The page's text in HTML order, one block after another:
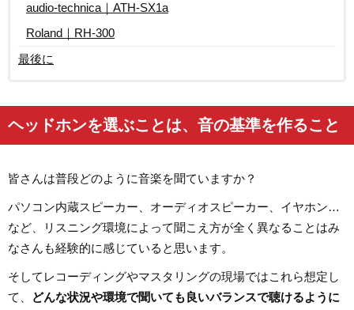
audio-technica｜ATH-SX1a
Roland｜RH-300
最後に
ヘッドホンを選ぶことは、音の基準を作ること
皆さんは普段どのように音楽を聞ていますか？
パソコン内蔵スピーカー、オーディオスピーカー、イヤホン…
など、リスニング環境によって聞こえ方が全く異なることはみ
なさんも経験的に感じていると思います。
そしてレコーディングやマスタリングの現場ではこれら想定し
て、
どんな状況や環境で聞いても良いバランスで聴けるように